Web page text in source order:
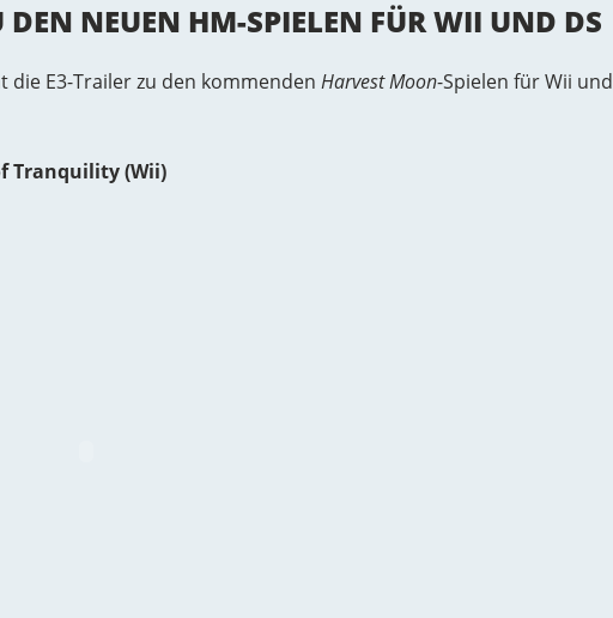
DEN NEUEN HM-SPIELEN FÜR WII UND DS
E3-Trailer zu den kommenden Harvest Moon-Spielen für Wii und
Tranquility (Wii)